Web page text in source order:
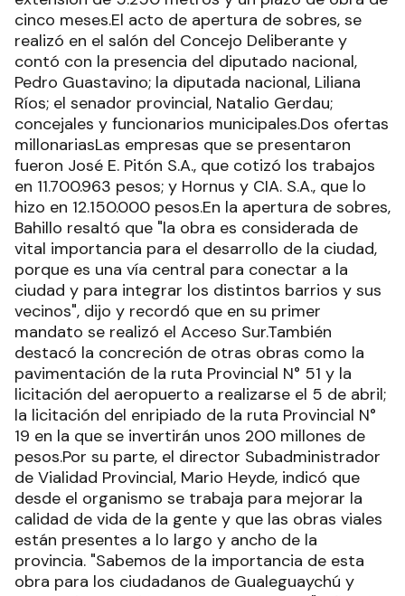
cinco meses.El acto de apertura de sobres, se
realizó en el salón del Concejo Deliberante y
contó con la presencia del diputado nacional,
Pedro Guastavino; la diputada nacional, Liliana
Ríos; el senador provincial, Natalio Gerdau;
concejales y funcionarios municipales.Dos ofertas
millonariasLas empresas que se presentaron
fueron José E. Pitón S.A., que cotizó los trabajos
en 11.700.963 pesos; y Hornus y CIA. S.A., que lo
hizo en 12.150.000 pesos.En la apertura de sobres,
Bahillo resaltó que "la obra es considerada de
vital importancia para el desarrollo de la ciudad,
porque es una vía central para conectar a la
ciudad y para integrar los distintos barrios y sus
vecinos", dijo y recordó que en su primer
mandato se realizó el Acceso Sur.También
destacó la concreción de otras obras como la
pavimentación de la ruta Provincial N° 51 y la
licitación del aeropuerto a realizarse el 5 de abril;
la licitación del enripiado de la ruta Provincial N°
19 en la que se invertirán unos 200 millones de
pesos.Por su parte, el director Subadministrador
de Vialidad Provincial, Mario Heyde, indicó que
desde el organismo se trabaja para mejorar la
calidad de vida de la gente y que las obras viales
están presentes a lo largo y ancho de la
provincia. "Sabemos de la importancia de esta
obra para los ciudadanos de Gualeguaychú y